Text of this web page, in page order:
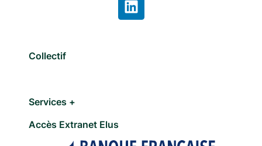
Collectif
Services +
Accès Extranet Elus